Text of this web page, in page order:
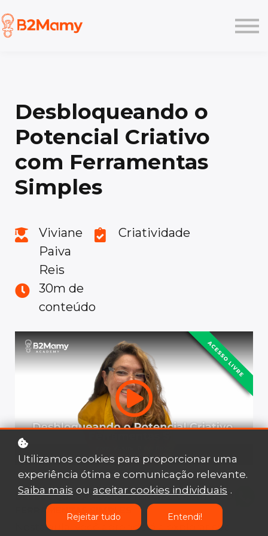
Desbloqueando o
Potencial Criativo
com Ferramentas
Simples
Viviane
Paiva
Reis
Criatividade
30m de
conteúdo
DESBLOQUEANDO O POTENCIAL CRIATIVO COM
FERRAMENTAS SIMPLES
Nesta aula, você aprenderá a explorar sua
Utilizamos cookies para proporcionar uma
experiência ótima e comunicação relevante.
Saiba mais ou aceitar cookies individuais .
Rejeitar tudo Entendi!